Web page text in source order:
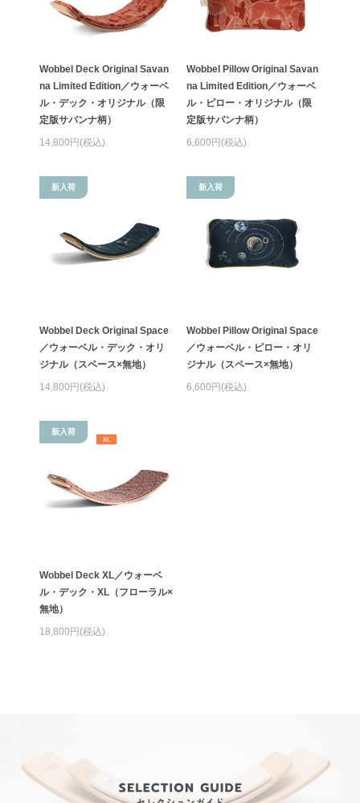
Wobbel Deck Original Savan
na Limited Edition／ウォーベ
ル・デック・オリジナル（限
定版サバンナ柄）
14,800円(税込)
Wobbel Pillow Original Savan
na Limited Edition／ウォーベ
ル・ピロー・オリジナル（限
定版サバンナ柄）
6,600円(税込)
新入荷
Wobbel Deck Original Space
／ウォーベル・デック・オリ
ジナル（スペース×無地）
14,800円(税込)
新入荷
Wobbel Pillow Original Space
／ウォーベル・ピロー・オリ
ジナル（スペース×無地）
6,600円(税込)
新入荷
Wobbel Deck XL／ウォーベ
ル・デック・XL（フローラル×
無地）
18,800円(税込)